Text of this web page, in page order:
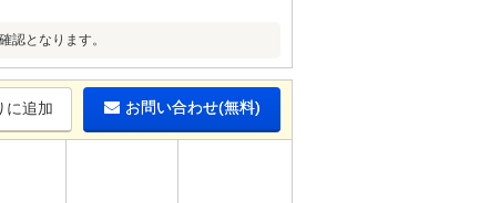
となります。
に追加 お問い合わせ(無料)